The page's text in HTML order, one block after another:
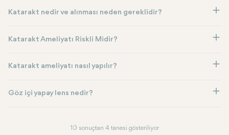
Katarakt nedir ve alınması neden gereklidir?
Katarakt Ameliyatı Riskli Midir?
Katarakt ameliyatı nasıl yapılır?
Göz içi yapay lens nedir?
10 sonuçtan 4 tanesi gösteriliyor